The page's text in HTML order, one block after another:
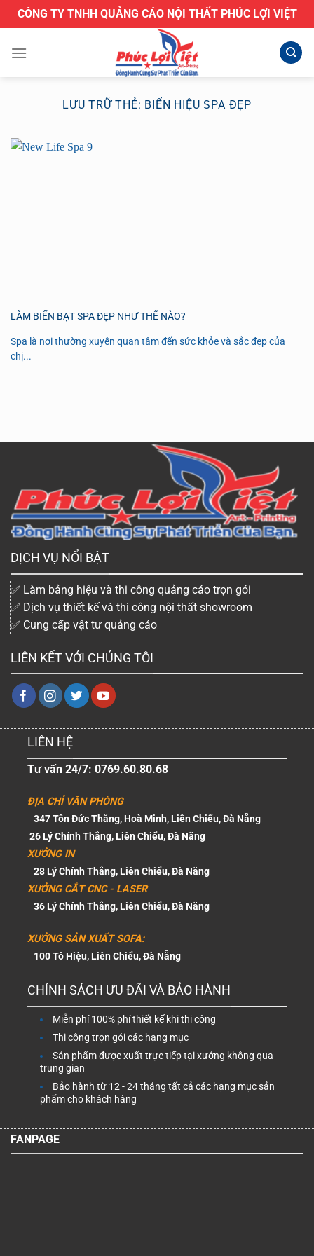
qua
dung
CÔNG TY TNHH QUẢNG CÁO NỘI THẤT PHÚC LỢI VIỆT
LƯU TRỮ THẺ: BIỂN HIỆU SPA ĐẸP
LÀM BIỂN BẠT SPA ĐẸP NHƯ THẾ NÀO?
Spa là nơi thường xuyên quan tâm đến sức khỏe và sắc đẹp của
chị...
DỊCH VỤ NỔI BẬT
✅ Làm bảng hiệu và thi công quảng cáo trọn gói
✅ Dịch vụ thiết kế và thi công nội thất showroom
✅ Cung cấp vật tư quảng cáo
LIÊN KẾT VỚI CHÚNG TÔI
LIÊN HỆ
Tư vấn 24/7: 0769.60.80.68
ĐỊA CHỈ VĂN PHÒNG
347 Tôn Đức Thắng, Hoà Minh, Liên Chiểu, Đà Nẵng
26 Lý Chính Thắng, Liên Chiểu, Đà Nẵng
XƯỞNG IN
28 Lý Chính Thắng, Liên Chiểu, Đà Nẵng
XƯỞNG CẮT CNC - LASER
36 Lý Chính Thắng, Liên Chiểu, Đà Nẵng
XƯỞNG SẢN XUẤT SOFA:
100 Tô Hiệu, Liên Chiểu, Đà Nẵng
CHÍNH SÁCH ƯU ĐÃI VÀ BẢO HÀNH
Miễn phí 100% phí thiết kế khi thi công
Thi công trọn gói các hạng mục
Sản phẩm được xuất trực tiếp tại xưởng không qua
trung gian
Bảo hành từ 12 - 24 tháng tất cả các hạng mục sản
phẩm cho khách hàng
FANPAGE